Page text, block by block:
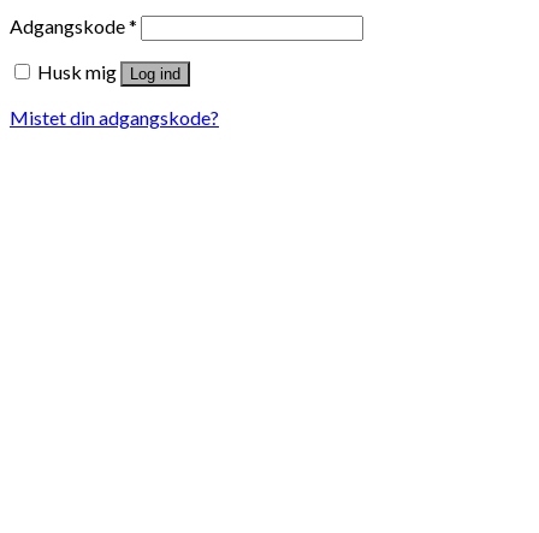
Adgangskode*
Husk mig
Log ind
Mistet din adgangskode?